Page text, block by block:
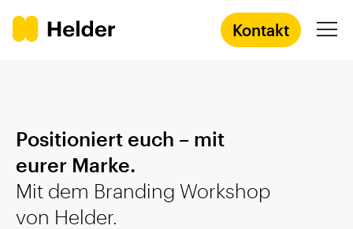
Kontakt
Services
Prozess
Positioniert euch – mit
eurer Marke.
Mit dem Branding Workshop
von Helder.